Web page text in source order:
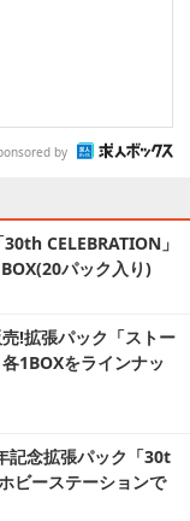
by
CELEBRATION」
パック入り)
!拡張パック「ストー
1BOXをラインナッ
記念拡張パック「30t
ビーステーションで